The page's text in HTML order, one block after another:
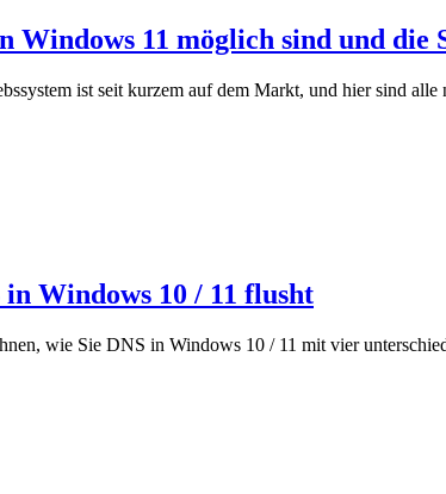
Windows 11 möglich sind und
ist seit kurzem auf dem Markt, und hier sind
Windows 10 / 11 flusht
wie Sie DNS in Windows 10 / 11 mit vier